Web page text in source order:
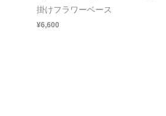
掛けフラワーベース
¥6,600